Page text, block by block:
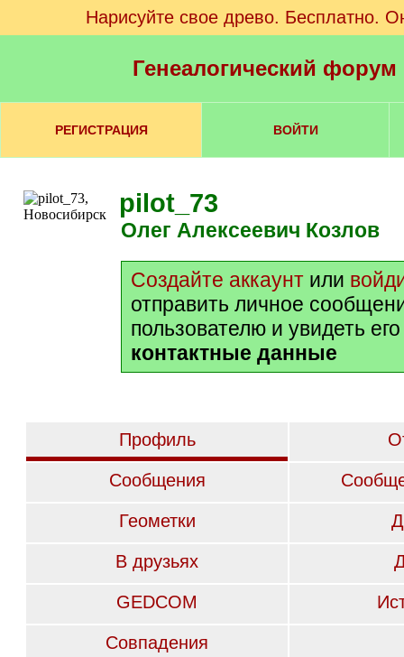
Нарисуйте свое древо. Бесплатно.
Генеалогический
РЕГИСТРАЦИЯ ВОЙТИ
pilot_73
Олег Алексеевич Козлов
Создайте аккаунт или
отправить личное
пользователю и увидеть
контактные данные
Профиль
Сообщения
Геометки
В друзьях
GEDCOM
Совпадения